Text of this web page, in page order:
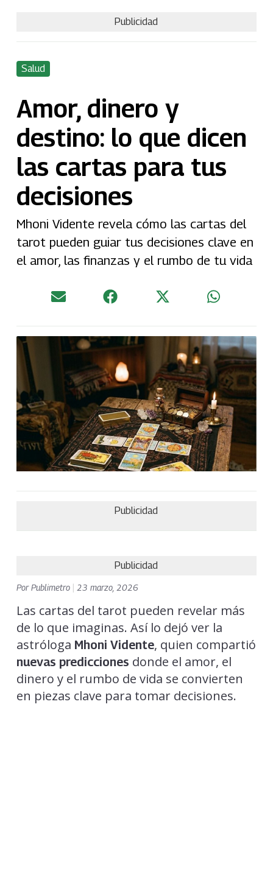
Publicidad
Salud
Amor, dinero y
destino: lo que dicen
las cartas para tus
decisiones
Mhoni Vidente revela cómo las cartas del
tarot pueden guiar tus decisiones clave en
el amor, las finanzas y el rumbo de tu vida
Publicidad
Publicidad
PorPublimetro 23 marzo, 2026
Las cartas del tarot pueden revelar más
de lo que imaginas. Así lo dejó ver la
astróloga Mhoni Vidente, quien compartió
nuevas predicciones donde el amor, el
dinero y el rumbo de vida se convierten
en piezas clave para tomar decisiones.